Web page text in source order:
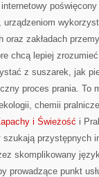
oraz zakładach
chcą lepiej
z suszarek, jak
proces prania. To
chemii
i Świeżość i
przystępnych
skomplikowany
prowadzące punkt